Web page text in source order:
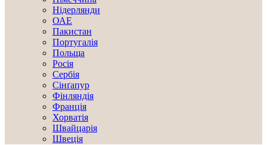
Нідерлянди
ОАЕ
Пакистан
Португалія
Польща
Росія
Сербія
Сінґапур
Фінляндія
Франція
Хорватія
Швайцарія
Швеція